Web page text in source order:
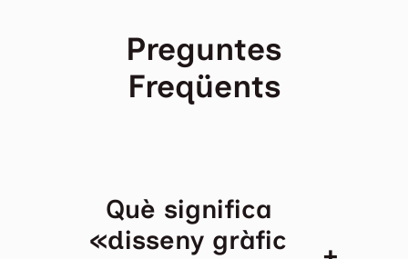
Preguntes
Freqüents
Què significa
«disseny gràfic